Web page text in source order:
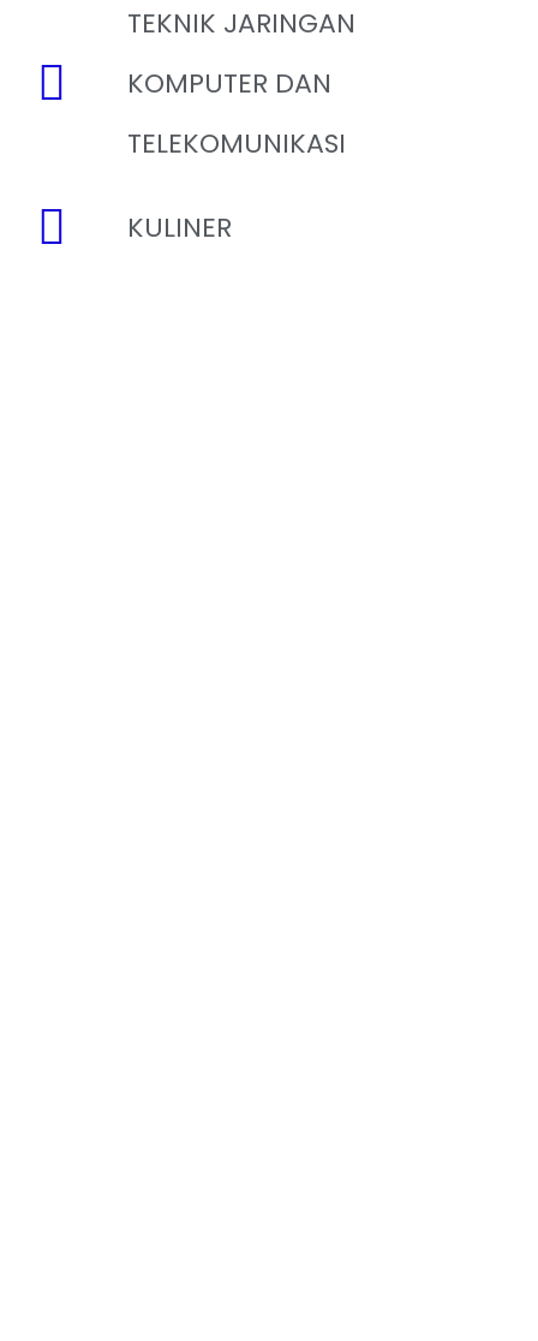
TEKNIK JARINGAN
KOMPUTER DAN
TELEKOMUNIKASI
KULINER